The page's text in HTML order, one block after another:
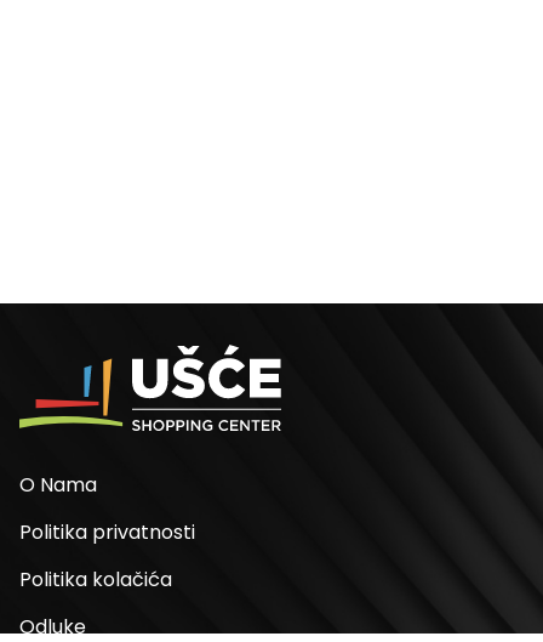
O Nama
Politika privatnosti
Politika kolačića
Odluke